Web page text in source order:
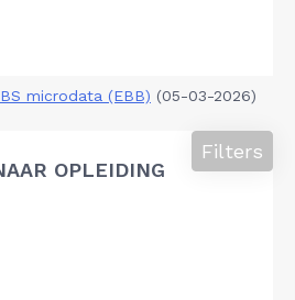
microdata (EBB) (05-03-2026)
OPLEIDING
Filters